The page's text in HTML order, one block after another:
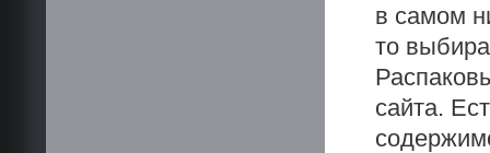
в самом
то
сайта.